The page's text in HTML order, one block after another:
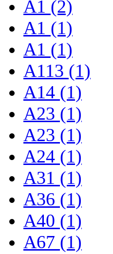
A1 (2)
A1 (1)
A1 (1)
A113 (1)
A14 (1)
A23 (1)
A23 (1)
A24 (1)
A31 (1)
A36 (1)
A40 (1)
A67 (1)